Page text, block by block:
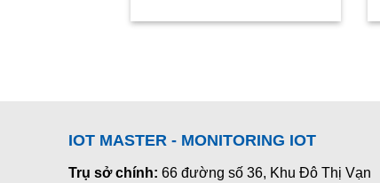
IOT MASTER - MONITORING IOT
Trụ sở chính: 66 đường số 36, Khu Đô Thị Vạn